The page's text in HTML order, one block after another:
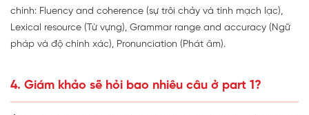
chính: Fluency and coherence (sự trôi chảy và tính mạch lạc),
Lexical resource (Từ vựng), Grammar range and accuracy (Ngữ
pháp và độ chính xác), Pronunciation (Phát âm).
4. Giám khảo sẽ hỏi bao nhiêu câu ở part 1?